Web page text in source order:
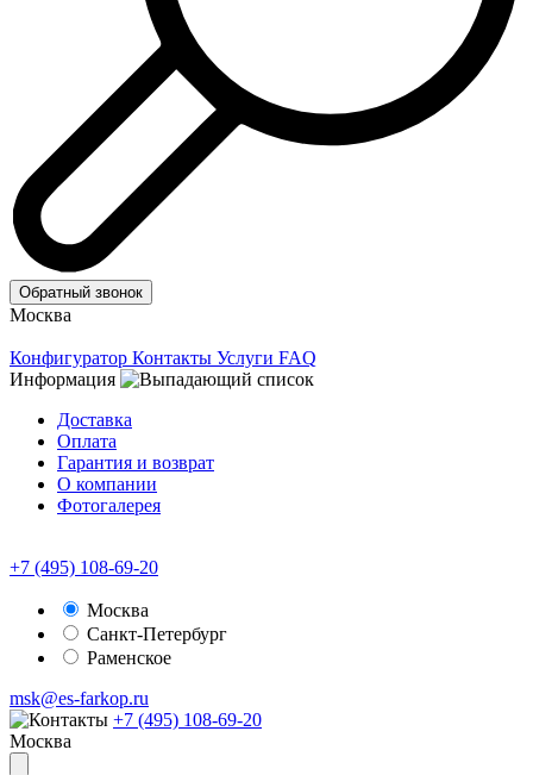
Обратный звонок
Москва
Конфигуратор Контакты Услуги FAQ
Информация
Доставка
Оплата
Гарантия и возврат
О компании
Фотогалерея
+7 (495) 108-69-20
Москва
Санкт-Петербург
Раменское
msk@es-farkop.ru
+7 (495) 108-69-20
Москва